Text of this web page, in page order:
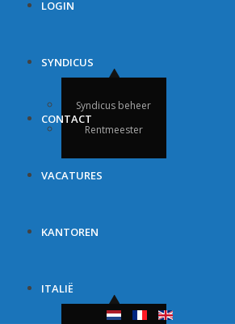
LOGIN
SYNDICUS
Syndicus beheer
Rentmeester
CONTACT
VACATURES
KANTOREN
ITALIË